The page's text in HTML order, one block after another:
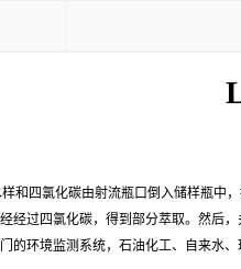
和四氯化碳由射流瓶口倒入储样瓶中
经过四氯化碳，得到部分萃取。然后
的环境监测系统，石油化工、自来水